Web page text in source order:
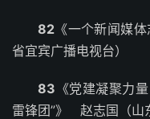
82 《一个新闻媒
省宜宾广播电视台）
83 《党建凝聚力
雷锋团”》 赵志国（山